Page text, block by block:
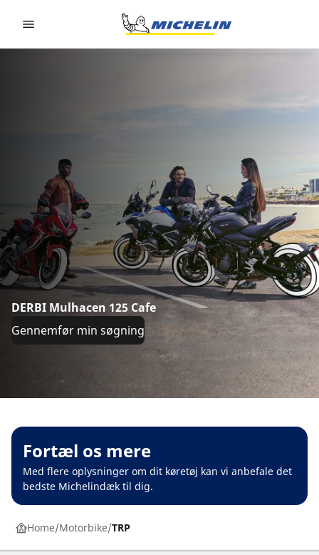
DERBI Mulhacen 125 Cafe
Gennemfør min søgning
Fortæl os mere
Med flere oplysninger om dit køretøj kan vi anbefale det
bedste Michelindæk til dig.
Home Motorbike TRP